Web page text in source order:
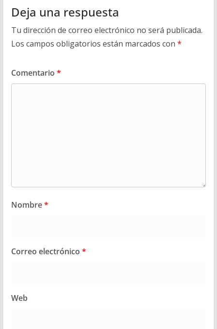
Deja una respuesta
Tu dirección de correo electrónico no será publicada.
Los campos obligatorios están marcados con *
Comentario *
Nombre*
Correo electrónico *
Web